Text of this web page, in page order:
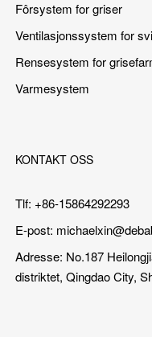
Fôrsystem for griser
Ventilasjonssystem for
Rensesystem for
Varmesystem
KONTAKT OSS
Tlf: +86-15864292293
E-post:
Adresse: No.187
distriktet, Qingdao City,